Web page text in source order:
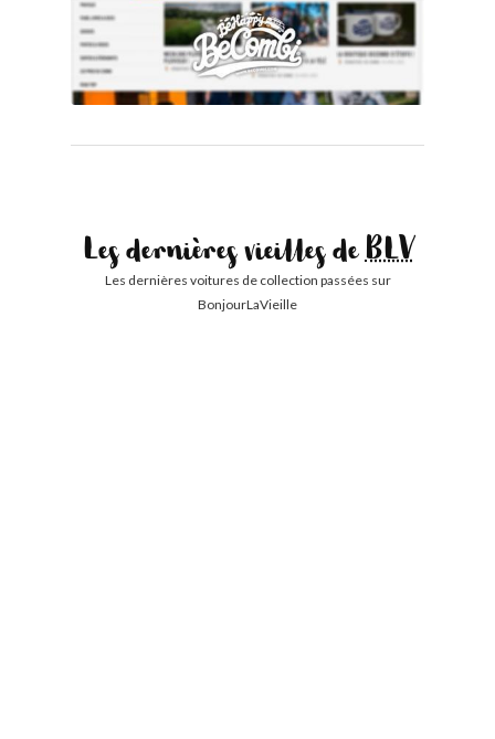
Les dernières vieilles deBLV
Les dernières voitures de collection passées sur
BonjourLaVieille